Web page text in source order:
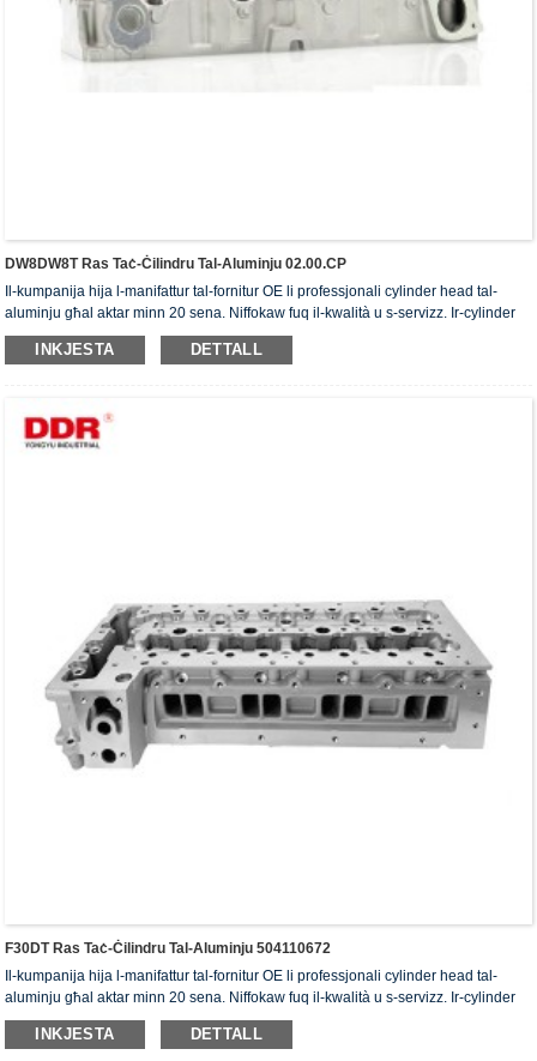
DW8DW8T Ras Taċ-Ċilindru Tal-Aluminju 02.00.CP
Il-kumpanija hija l-manifattur tal-fornitur OE li professjonali cylinder head tal-
aluminju għal aktar minn 20 sena. Niffokaw fuq il-kwalità u s-servizz. Ir-cylinder
head jiksbu ċ-ċertifikat ta' awtentikazzjoni ISO16949, "ir-ras taċ-ċilindru b'siġillar
għoli", "il-ħajja utli twila tar-ras taċ-ċilindru" u l-5 brevetti l-oħra tal-mudell ta'
INKJESTA DETTALL
F30DT Ras Taċ-Ċilindru Tal-Aluminju 504110672
Il-kumpanija hija l-manifattur tal-fornitur OE li professjonali cylinder head tal-
aluminju għal aktar minn 20 sena. Niffokaw fuq il-kwalità u s-servizz. Ir-cylinder
head jiksbu ċ-ċertifikat ta' awtentikazzjoni ISO16949, "ir-ras taċ-ċilindru b'siġillar
għoli", "il-ħajja utli twila tar-ras taċ-ċilindru" u l-5 brevetti l-oħra tal-mudell ta'
INKJESTA DETTALL